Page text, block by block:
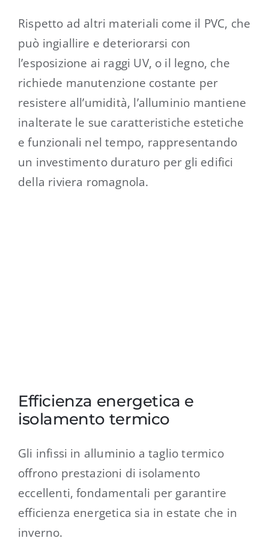
Rispetto ad altri materiali come il PVC, che
può ingiallire e deteriorarsi con
l’esposizione ai raggi UV, o il legno, che
richiede manutenzione costante per
resistere all’umidità, l’alluminio mantiene
inalterate le sue caratteristiche estetiche
e funzionali nel tempo, rappresentando
un investimento duraturo per gli edifici
della riviera romagnola.
Efficienza energetica e
isolamento termico
Gli infissi in alluminio a taglio termico
offrono prestazioni di isolamento
eccellenti, fondamentali per garantire
efficienza energetica sia in estate che in
inverno.